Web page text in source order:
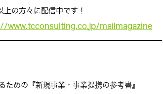
に配信中です！
www.tcconsulting.co. jp/mailmagazine
━━━━━
めの『新規事業・事業提携の参考書』